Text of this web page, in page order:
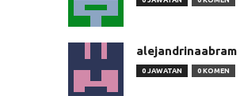
alejandrinaabram
0 JAWATAN 0 KOMEN